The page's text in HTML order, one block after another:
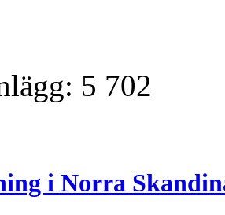
5 702
i Norra